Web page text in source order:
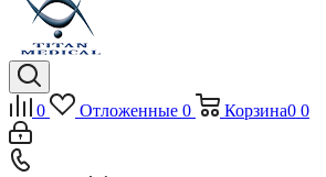
0 Отложенные 0 Корзина0 0